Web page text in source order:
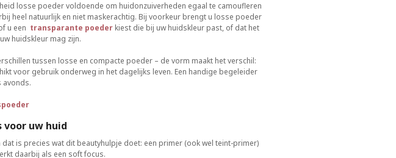
losse poeder voldoende om huidonzuiverheden egaal te camoufleren
heel natuurlijk en niet maskerachtig. Bij voorkeur brengt u losse poeder
u een transparante poeder kiest die bij uw huidskleur past, of dat het
huidskleur mag zijn.
tussen losse en compacte poeder – de vorm maakt het verschil:
voor gebruik onderweg in het dagelijks leven. Een handige begeleider
avonds.
voor uw huid
dat is precies wat dit beautyhulpje doet: een primer (ook wel teint-primer)
daarbij als een soft focus.